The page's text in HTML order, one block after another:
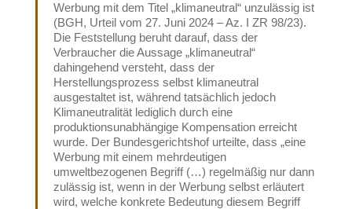
Werbung mit dem Titel „klimaneutral“ unzulässig ist
(BGH, Urteil vom 27. Juni 2024 – Az. I ZR 98/23).
Die Feststellung beruht darauf, dass der
Verbraucher die Aussage „klimaneutral“
dahingehend versteht, dass der
Herstellungsprozess selbst klimaneutral
ausgestaltet ist, während tatsächlich jedoch
Klimaneutralität lediglich durch eine
produktionsunabhängige Kompensation erreicht
wurde. Der Bundesgerichtshof urteilte, dass „eine
Werbung mit einem mehrdeutigen
umweltbezogenen Begriff (…) regelmäßig nur dann
zulässig ist, wenn in der Werbung selbst erläutert
wird, welche konkrete Bedeutung diesem Begriff